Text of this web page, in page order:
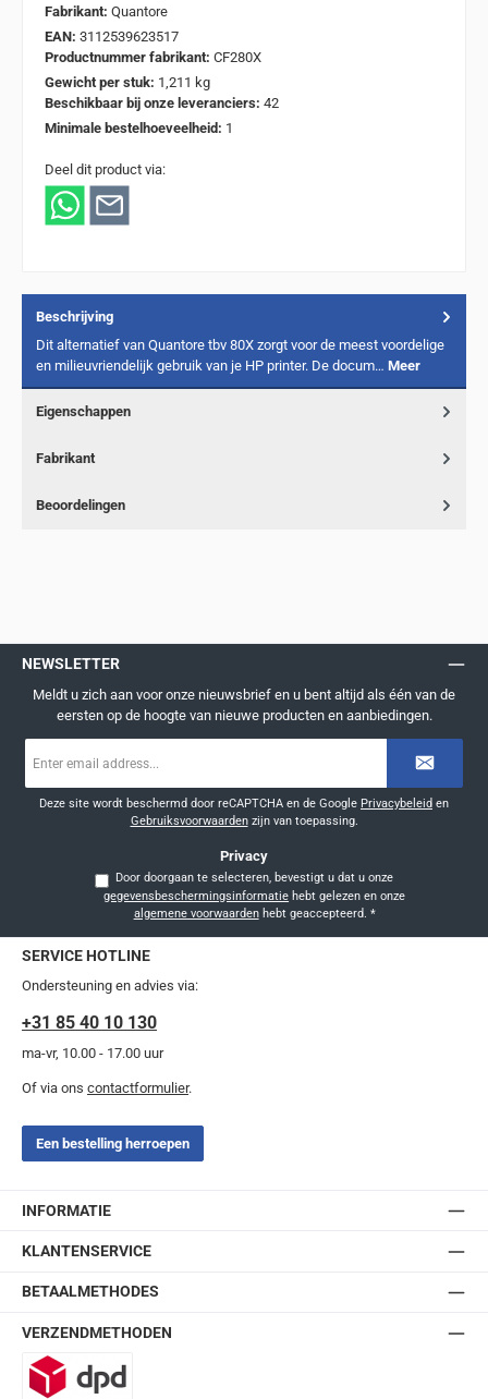
Fabrikant: Quantore
EAN: 3112539623517
Productnummer fabrikant: CF280X
Gewicht per stuk: 1,211 kg
Beschikbaar bij onze leveranciers: 42
Minimale bestelhoeveelheid: 1
Deel dit product via:
Beschrijving
Dit alternatief van Quantore tbv 80X zorgt voor de meest voordelige
en milieuvriendelijk gebruik van je HP printer. De docum… Meer
Eigenschappen
Fabrikant
Beoordelingen
NEWSLETTER
Meldt u zich aan voor onze nieuwsbrief en u bent altijd als één van de
eersten op de hoogte van nieuwe producten en aanbiedingen.
mailadres
Deze site wordt beschermd door reCAPTCHA en de Google Privacybeleid en
Gebruiksvoorwaardenzijn van toepassing.
Privacy
Door doorgaan te selecteren, bevestigt u dat u onze
gegevensbeschermingsinformatie
algemene voorwaardenhebt geaccepteerd. *
SERVICE HOTLINE
Ondersteuning en advies via:
+31 85 40 10 130
ma-vr, 10.00 - 17.00 uur
Of via ons contactformulier.
Een bestelling herroepen
INFORMATIE
KLANTENSERVICE
BETAALMETHODES
VERZENDMETHODEN